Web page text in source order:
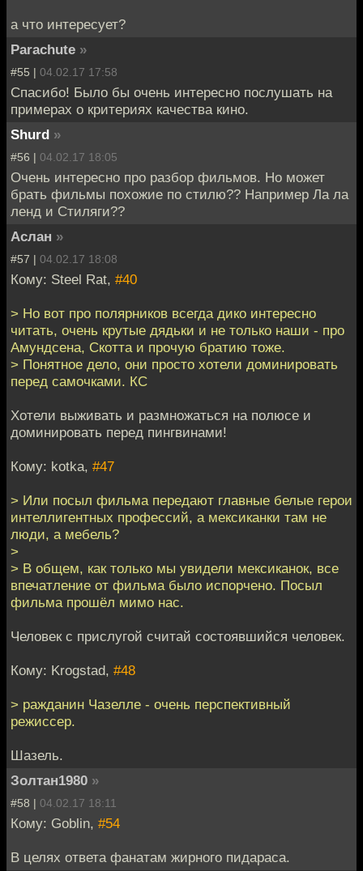
а что интересует?
Parachute »
#55 | 04.02.17 17:58
Спасибо! Было бы очень интересно послушать на
примерах о критериях качества кино.
Shurd »
#56 | 04.02.17 18:05
Очень интересно про разбор фильмов. Но может
брать фильмы похожие по стилю?? Например Ла ла
ленд и Стиляги??
Аслан »
#57 | 04.02.17 18:08
Кому: Steel Rat, #40
> Но вот про полярников всегда дико интересно
читать, очень крутые дядьки и не только наши - про
Амундсена, Скотта и прочую братию тоже.
> Понятное дело, они просто хотели доминировать
перед самочками. КС
Хотели выживать и размножаться на полюсе и
доминировать перед пингвинами!
Кому: kotka, #47
> Или посыл фильма передают главные белые герои
интеллигентных профессий, а мексиканки там не
люди, а мебель?
>
> В общем, как только мы увидели мексиканок, все
впечатление от фильма было испорчено. Посыл
фильма прошёл мимо нас.
Человек с прислугой считай состоявшийся человек.
Кому: Krogstad, #48
> ражданин Чазелле - очень перспективный
режиссер.
Шазель.
Золтан1980 »
#58 | 04.02.17 18:11
Кому: Goblin, #54
В целях ответа фанатам жирного пидараса.